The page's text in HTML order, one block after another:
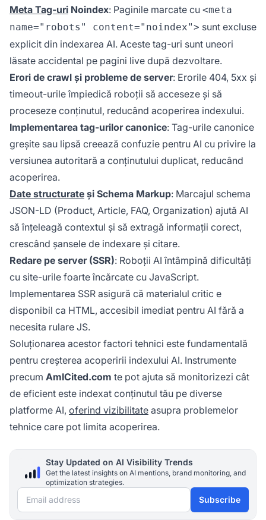
Meta Tag-uri Noindex: Paginile marcate cu <meta
name="robots" content="noindex"> sunt excluse
explicit din indexarea AI. Aceste tag-uri sunt uneori
lăsate accidental pe pagini live după dezvoltare.
Erori de crawl și probleme de server: Erorile 404, 5xx și
timeout-urile împiedică roboții să acceseze și să
proceseze conținutul, reducând acoperirea indexului.
Implementarea tag-urilor canonice: Tag-urile canonice
greșite sau lipsă creează confuzie pentru AI cu privire la
versiunea autoritară a conținutului duplicat, reducând
acoperirea.
Date structurate și Schema Markup: Marcajul schema
JSON-LD (Product, Article, FAQ, Organization) ajută AI
să înțeleagă contextul și să extragă informații corect,
crescând șansele de indexare și citare.
Redare pe server (SSR): Roboții AI întâmpină dificultăți
cu site-urile foarte încărcate cu JavaScript.
Implementarea SSR asigură că materialul critic e
disponibil ca HTML, accesibil imediat pentru AI fără a
necesita rulare JS.
Soluționarea acestor factori tehnici este fundamentală
pentru creșterea acoperirii indexului AI. Instrumente
precum AmICited.com te pot ajuta să monitorizezi cât
de eficient este indexat conținutul tău pe diverse
platforme AI, oferind vizibilitate asupra problemelor
tehnice care pot limita acoperirea.
Stay Updated on AI Visibility Trends
Get the latest insights on AI mentions, brand monitoring, and
optimization strategies.
Email address Subscribe